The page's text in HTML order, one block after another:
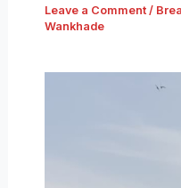
Leave a Comment /
Wankhade